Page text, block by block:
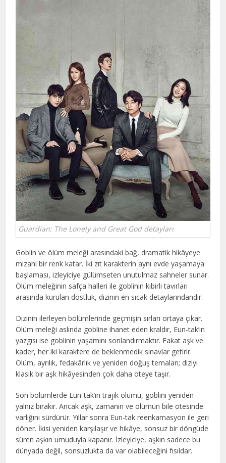
Guardian: The Lonely and Great God detayları
Goblin ve ölüm meleği arasındaki bağ, dramatik hikâyeye
mizahi bir renk katar. İki zıt karakterin aynı evde yaşamaya
başlaması, izleyiciye gülümseten unutulmaz sahneler sunar.
Ölüm meleğinin safça halleri ile goblinin kibirli tavırları
arasında kurulan dostluk, dizinin en sıcak detaylarındandır.
Dizinin ilerleyen bölümlerinde geçmişin sırları ortaya çıkar.
Ölüm meleği aslında gobline ihanet eden kraldır, Eun-tak’ın
yazgısı ise goblinin yaşamını sonlandırmaktır. Fakat aşk ve
kader, her iki karaktere de beklenmedik sınavlar getirir.
Ölüm, ayrılık, fedakârlık ve yeniden doğuş temaları; diziyi
klasik bir aşk hikâyesinden çok daha öteye taşır.
Son bölümlerde Eun-tak’ın trajik ölümü, goblini yeniden
yalnız bırakır. Ancak aşk, zamanın ve ölümün bile ötesinde
varlığını sürdürür. Yıllar sonra Eun-tak reenkarnasyon ile geri
döner. İkisi yeniden karşılaşır ve hikâye, sonsuz bir döngüde
süren aşkın umuduyla kapanır. İzleyiciye, aşkın sadece bu
dünyada değil, sonsuzlukta da var olabileceğini fısıldar.